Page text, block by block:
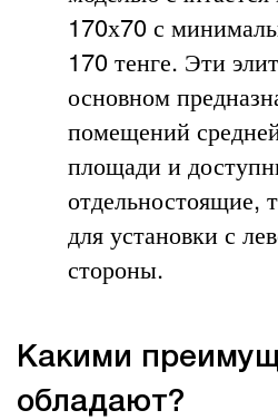
170х70 с
170 тенге. Эти
основном
помещений
площади и
отдельностоящие,
для установки с
стороны.
Какими
обладают?